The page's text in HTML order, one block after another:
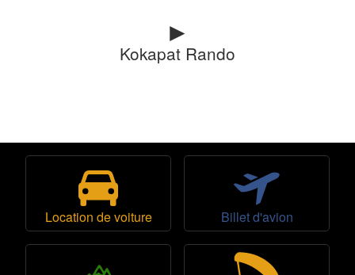
►
Kokapat Rando
Location de voiture Billet d'avion